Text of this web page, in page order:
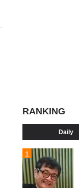
RANKING
Daily